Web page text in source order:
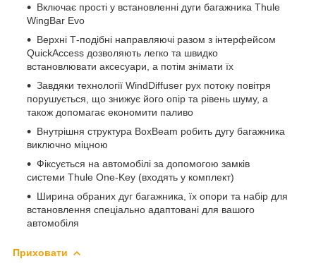
Включає прості у встановленні дуги багажника Thule
WingBar Evo
Верхні Т-подібні направляючі разом з інтерфейсом
QuickAccess дозволяють легко та швидко
встановлювати аксесуари, а потім знімати їх
Завдяки технології WindDiffuser рух потоку повітря
порушується, що знижує його опір та рівень шуму, а
також допомагає економити паливо
Внутрішня структура BoxBeam робить дугу багажника
виключно міцною
Фіксується на автомобілі за допомогою замків
системи Thule One-Key (входять у комплект)
Ширина обраних дуг багажника, їх опори та набір для
встановлення спеціально адаптовані для вашого
автомобіля
Приховати